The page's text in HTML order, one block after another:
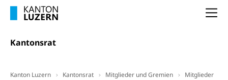
Kantonsrat
Kanton Luzern Kantonsrat Mitglieder und Gremien Mitglieder
Dienststelle Steuern - Wissenswertes
AHV-Altersrente (WAS Luzern)
Forschungsförderung, Wissenschaftsmarketing,